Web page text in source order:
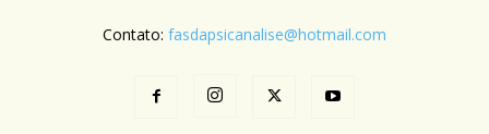
Contato: fasdapsicanalise@hotmail.com